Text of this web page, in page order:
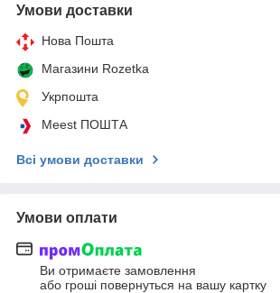
Умови доставки
Нова Пошта
Магазини Rozetka
Укрпошта
Meest ПОШТА
Всі умови доставки
Умови оплати
Ви отримаєте замовлення
або гроші повернуться на вашу картку